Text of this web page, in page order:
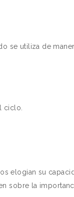
utiliza de
ciclo.
elogian su
sobre la